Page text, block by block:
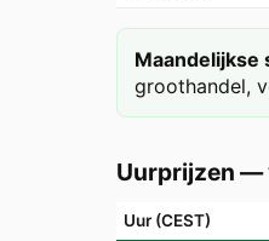
Maandelijkse
groothandel,
Uurprijzen —
Uur (CEST)